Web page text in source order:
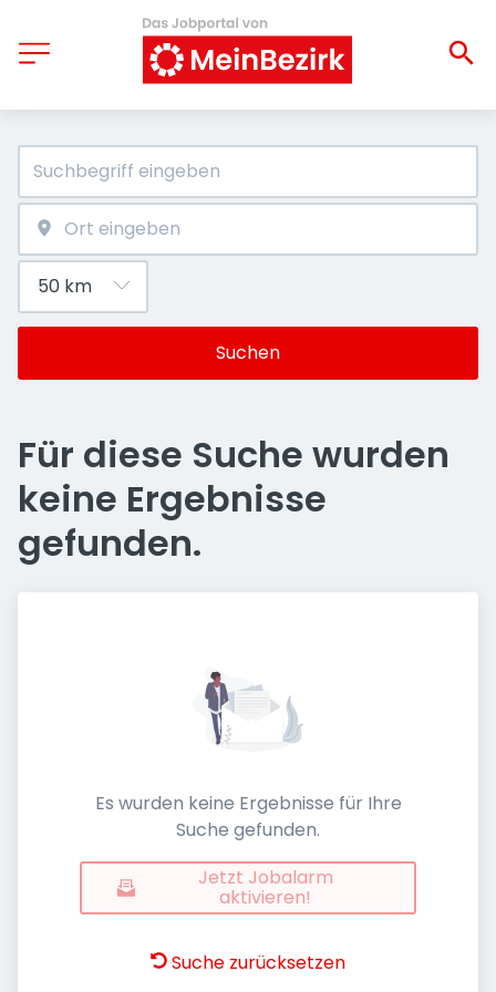
Suchen
Für diese Suche wurden
keine Ergebnisse
gefunden.
Es wurden keine Ergebnisse für Ihre
Suche gefunden.
Jetzt Jobalarm
aktivieren!
Suche zurücksetzen